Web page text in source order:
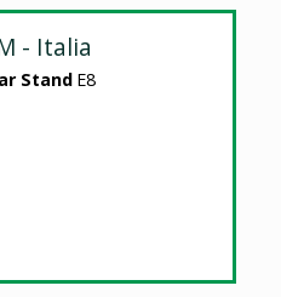
- Italia
Stand E8